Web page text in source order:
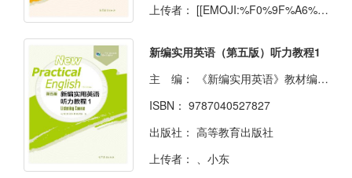
上传者： [[EMOJI:%F0%9F%A6%84]]
新编实用英语（第五版）听力教程1
主 编：
《新编实用英语》教材编写组
ISBN： 9787040527827
出版社： 高等教育出版社
上传者：
、小东